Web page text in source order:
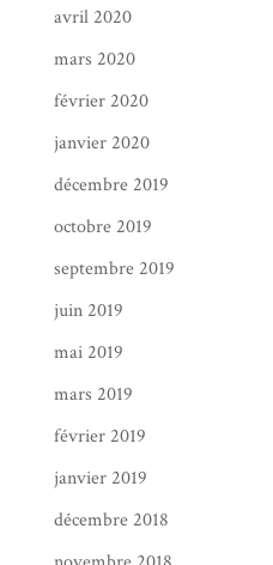
avril 2020
mars 2020
février 2020
janvier 2020
décembre 2019
octobre 2019
septembre 2019
juin 2019
mai 2019
mars 2019
février 2019
janvier 2019
décembre 2018